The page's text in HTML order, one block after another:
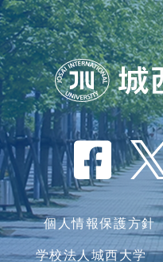
個人情報保護方針
学校法人城西大学